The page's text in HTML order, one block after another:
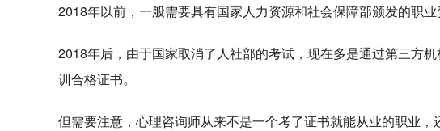
2018年以前，一般需要具有国家人力资源和社会保障部颁发的职
2018年后，由于国家取消了人社部的考试，现在多是通过第三方
训合格证书。
但需要注意， 心理咨询师从来不是一个考了证书就能从业的职业